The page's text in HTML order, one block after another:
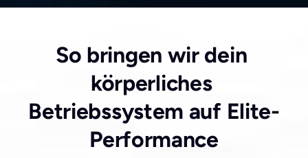
So bringen wir dein
körperliches
Betriebssystem auf Elite-
Performance